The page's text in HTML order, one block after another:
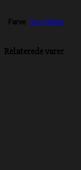
Farve Sort/Natur
Relaterede varer